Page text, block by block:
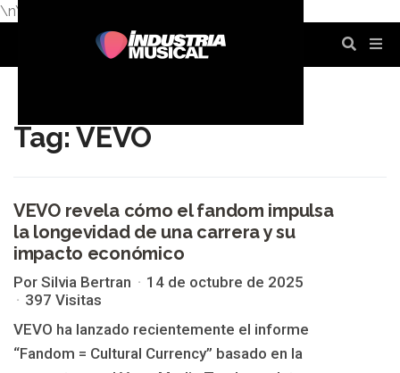
\n\n
Tag: VEVO
VEVO revela cómo el fandom impulsa
la longevidad de una carrera y su
impacto económico
Por Silvia Bertran
14 de octubre de 2025
397 Visitas
VEVO ha lanzado recientemente el informe
“Fandom = Cultural Currency” basado en la